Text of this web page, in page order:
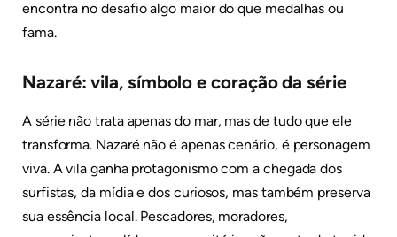
encontra no desafio algo maior do que medalhas ou
fama.
Nazaré: vila, símbolo e coração da série
A série não trata apenas do mar, mas de tudo que ele
transforma. Nazaré não é apenas cenário, é personagem
viva. A vila ganha protagonismo com a chegada dos
surfistas, da mídia e dos curiosos, mas também preserva
sua essência local. Pescadores, moradores,